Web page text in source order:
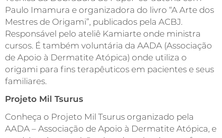
Paulo Imamura e organizadora do livro “A Arte dos
Mestres de Origami”, publicados pela ACBJ.
Responsável pelo ateliê Kamiarte onde ministra
cursos. É também voluntária da AADA (Associação
de Apoio à Dermatite Atópica) onde utiliza o
origami para fins terapêuticos em pacientes e seus
familiares.
Projeto Mil Tsurus
Conheça o Projeto Mil Tsurus organizado pela
AADA – Associação de Apoio à Dermatite Atópica, e